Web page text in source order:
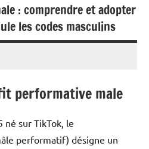
: comprendre et adopter
les codes masculins
performative male
né sur TikTok, le
performatif) désigne un